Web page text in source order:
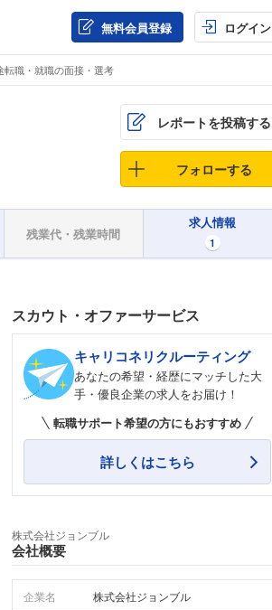
無料会員登録 ログイン
職・就職の面接・選考
レポートを投稿する
フォローする
残業代・残業時間
求人情報
1
スカウト・オファーサービス
キャリコネリクルーティング
あなたの希望・経歴にマッチした大
手・優良企業の求人をお届け！
転職サポート希望の方にもおすすめ
詳しくはこちら
株式会社ジョンブル
会社概要
企業名 株式会社ジョンブル